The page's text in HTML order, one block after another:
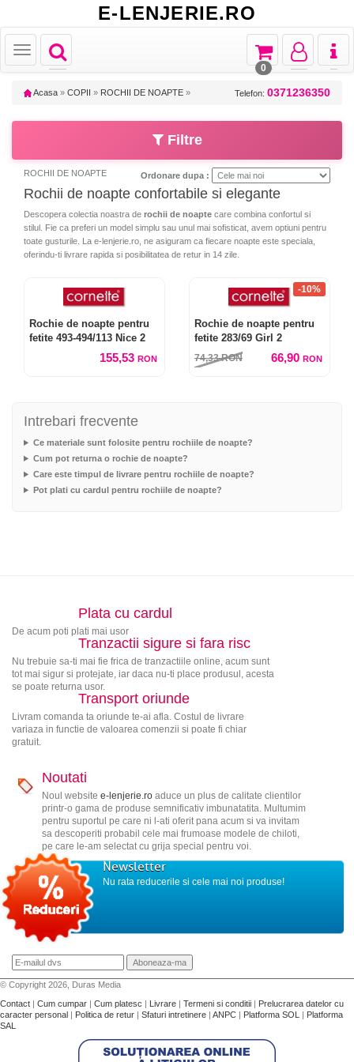
E-LENJERIE.RO
Toggle
navigation
Toggle
Toggle
navigation
Toggle
navigation
Toggle
navigation
0
Acasa » COPII » ROCHII DE NOAPTE » Telefon: 0371236350
Filtre
ROCHII DE NOAPTE Ordonare dupa :
Rochii de noapte confortabile si elegante
Descopera colectia noastra de rochii de noapte care combina confortul si
stilul. Fie ca preferi un model simplu sau unul mai sofisticat, avem optiuni pentru
toate gusturile. La e-lenjerie.ro, ne asiguram ca fiecare noapte este speciala,
oferindu-ti livrare rapida si posibilitatea de retur in 14 zile.
Rochie de noapte pentru
fetite 493-494/113 Nice 2
155,53 RON
-10%
Rochie de noapte pentru
fetite 283/69 Girl 2
74,33RON 66,90 RON
Intrebari frecvente
Ce materiale sunt folosite pentru rochiile de noapte?
Cum pot returna o rochie de noapte?
Care este timpul de livrare pentru rochiile de noapte?
Pot plati cu cardul pentru rochiile de noapte?
Plata cu cardul
De acum poti plati mai usor
Tranzactii sigure si fara risc
Nu trebuie sa-ti mai fie frica de tranzactiile online, acum sunt
tot mai sigur si protejate, iar daca nu-ti place produsul, acesta
se poate returna usor.
Transport oriunde
Livram comanda ta oriunde te-ai afla. Costul de livrare
variaza in functie de valoarea comenzii si poate fi chiar
gratuit.
Noutati
Noul website e-lenjerie.roaduce un plus de calitate clientilor
printr-o gama de produse semnificativ imbunatatita. Multumim
pentru suportul pe care ni l-ati oferit pana acum si va invitam
sa descoperiti probabil cele mai frumoase modele de chiloti,
pe care le-am selectat cu grija special pentru voi.
Newsletter
Nu rata reducerile si cele mai noi produse!
© Copyright 2026, Duras Media
Contact | Cum cumpar | Cum platesc | Livrare | Termeni si conditii | Prelucrarea datelor cu
caracter personal | Politica de retur | Sfaturi intretinere | ANPC | Platforma SOL | Platforma
SAL